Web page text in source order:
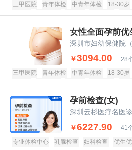
三甲医院 青年体检 中青年体检 18-30岁
糖尿病
甲状腺病 遗传病 子宫附件 阴
女性全面孕前
深圳市妇幼保健院
￥3094.00 28
三甲医院 青年体检 中青年体检 18-30岁
糖尿病
甲状腺病 遗传病 子宫附件 阴
孕前检查(女)
深圳云杉医疗名医
￥6227.90 41
专业体检中心 乳腺检查 妇科检查 优生